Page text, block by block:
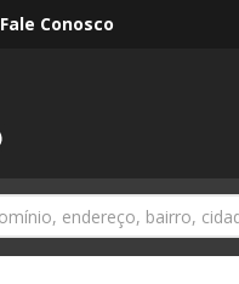
Fale Conosco